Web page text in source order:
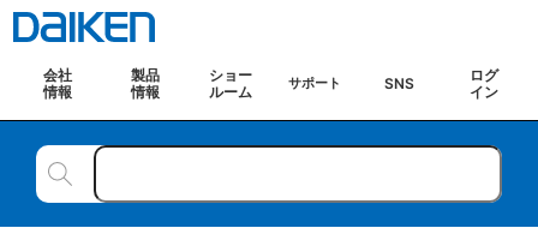
会社
情報
製品
情報
ショー
ルーム
サポート SNS
ログ
イン